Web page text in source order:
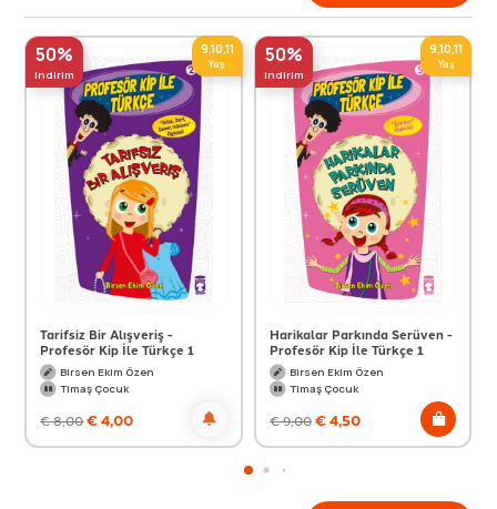
50%
indirim
9,10,11
Yaş
Tarifsiz Bir Alışveriş -
Profesör Kip İle Türkçe 1
Birsen Ekim Özen
Timaş Çocuk
€8,00€4,00
50%
indirim
9,10,11
Yaş
Harikalar Parkında Serüven -
Profesör Kip İle Türkçe 1
Birsen Ekim Özen
Timaş Çocuk
€9,00€4,50